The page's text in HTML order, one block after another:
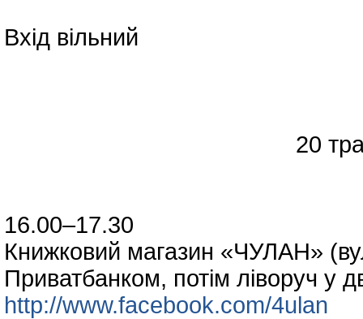
Вхід вільний
20 травня
16.00–17.30
Книжковий магазин «ЧУЛАН»
Приватбанком, потім ліворуч у
http://www.facebook.com/4ulan